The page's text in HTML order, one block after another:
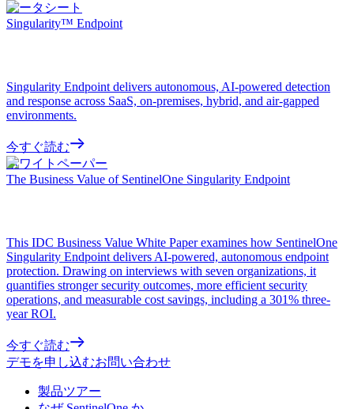
データシート
Singularity™ Endpoint
Singularity Endpoint delivers autonomous, AI-powered detection
and response across SaaS, on-premises, hybrid, and air-gapped
environments.
今すぐ読む
ホワイトペーパー
The Business Value of SentinelOne Singularity Endpoint
This IDC Business Value White Paper examines how SentinelOne
Singularity Endpoint delivers AI-powered, autonomous endpoint
protection. Drawing on interviews with seven organizations, it
quantifies stronger security outcomes, more efficient security
operations, and measurable cost savings, including a 301% three-
year ROI.
今すぐ読む
デモを申し込むお問い合わせ
製品ツアー